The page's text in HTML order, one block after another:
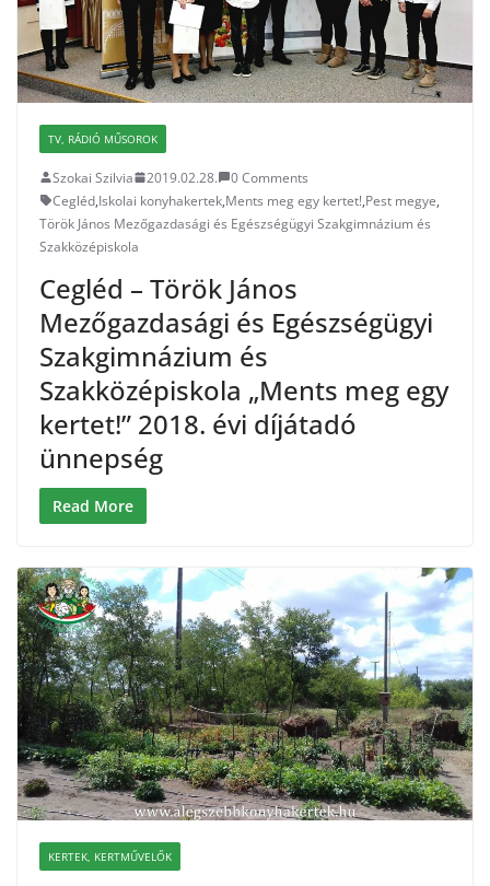
TV, RÁDIÓ MŰSOROK
Szokai Szilvia 2019.02.28.
0 Comments
Cegléd,Iskolai konyhakertek,Ments meg egy kertet!,Pest megye,
Török János Mezőgazdasági és Egészségügyi Szakgimnázium és
Szakközépiskola
Cegléd – Török János
Mezőgazdasági és Egészségügyi
Szakgimnázium és
Szakközépiskola „Ments meg egy
kertet!” 2018. évi díjátadó
ünnepség
Read More
KERTEK, KERTMŰVELŐK